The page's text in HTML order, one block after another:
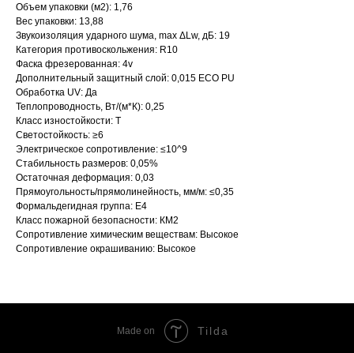
Объем упаковки (м2): 1,76
Вес упаковки: 13,88
Звукоизоляция ударного шума, max ΔLw, дБ: 19
Категория противоскольжения: R10
Фаска фрезерованная: 4v
Дополнительный защитный слой: 0,015 ECO PU
Обработка UV: Да
Теплопроводность, Вт/(м*К): 0,25
Класс изностойкости: Т
Светостойкость: ≥6
Электрическое сопротивление: ≤10^9
Стабильность размеров: 0,05%
Остаточная деформация: 0,03
Прямоугольность/прямолинейность, мм/м: ≤0,35
Формальдегидная группа: Е4
Класс пожарной безопасности: КМ2
Сопротивление химическим веществам: Высокое
Сопротивление окрашиванию: Высокое
Made on Tilda